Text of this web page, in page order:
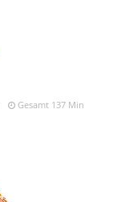
Gesamt 137 Min